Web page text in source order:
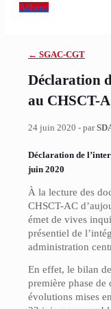
Adhérer
← SGAC-CGT
Déclaration
au CHSCT-
24 juin 2020 - par
Déclaration de
juin 2020
À la lecture des
CHSCT-AC
émet de vives
présentiel de
administration
En effet, le bilan
première phase de
évolutions mises